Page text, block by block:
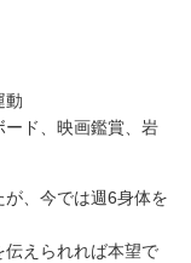
動
ド、映画鑑賞、岩
、今では週6身体を
えられれば本望で